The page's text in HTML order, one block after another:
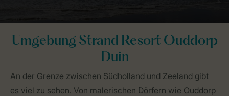
Umgebung Strand Resort Ouddorp
Duin
An der Grenze zwischen Südholland und Zeeland gibt
es viel zu sehen. Von malerischen Dörfern wie Ouddorp